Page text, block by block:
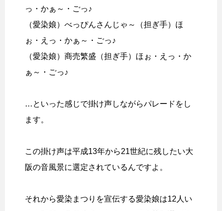
っ・かぁ～・ごっ♪
（愛染娘）べっぴんさんじゃ～（担ぎ手）ほ
ぉ・えっ・かぁ～・ごっ♪
（愛染娘）商売繁盛（担ぎ手）ほぉ・えっ・か
ぁ～・ごっ♪
…といった感じで掛け声しながらパレードをし
ます。
この掛け声は平成13年から21世紀に残したい大
阪の音風景に選定されているんですよ。
それから愛染まつりを宣伝する愛染娘は12人い